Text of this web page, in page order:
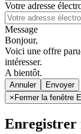
Votre adresse
Message
Bonjour,
Voici une offre
intéresser.
A bientôt.
Annuler
× Fermer la fenêtre
Enregistrer